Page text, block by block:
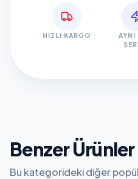
HIZLI KARGO
AYNI
Benzer Ürünler
Bu kategorideki diğer